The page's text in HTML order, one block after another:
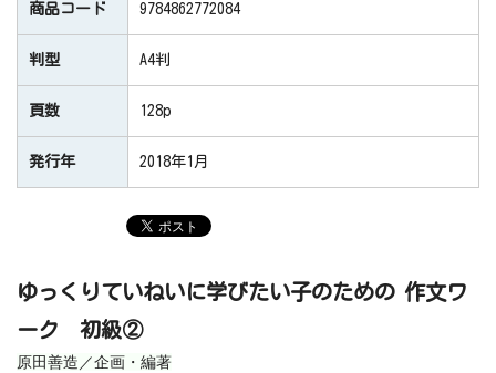
商品コード 9784862772084
判型 A4判
頁数 128p
発行年 2018年1月
ゆっくりていねいに学びたい子のための 作文ワ
ーク 初級②
原田善造／企画・編著